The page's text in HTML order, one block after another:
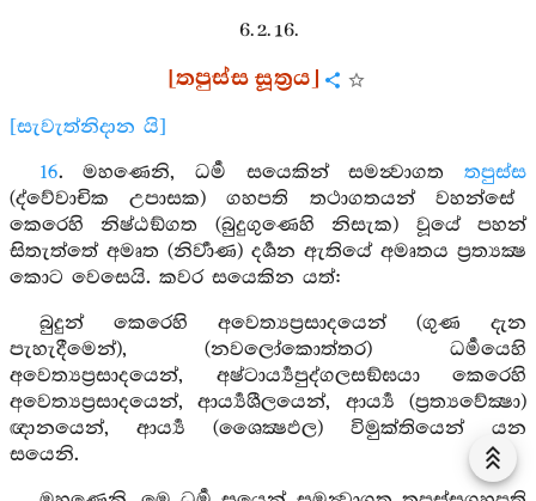
6. 2. 16.
[තපුස්ස සූත්‍රය]
[සැවැත්නිදාන යි]
16. මහණෙනි, ධර්‍ම සයෙකින් සමන්‍වාගත තපුස්ස
(ද්වේවාචික උපාසක) ගහපති තථාගතයන් වහන්සේ
කෙරෙහි නිෂ්ඨඞ්ගත (බුදුගුණෙහි නිසැක) වූයේ පහන්
සිතැත්තේ අමෘත (නිර්‍වාණ) දර්‍ශන ඇතියේ අමෘතය ප්‍රත්‍යක්‍ෂ
කොට වෙසෙයි. කවර සයෙකින යත්:
බුදුන් කෙරෙහි අවෙත්‍යප්‍රසාදයෙන් (ගුණ දැන
පැහැදීමෙන්), (නවලෝකොත්තර) ධර්‍මයෙහි
අවෙත්‍යප්‍රසාදයෙන්, අෂ්ටාර්‍ය්‍යපුද්ගලසඞ්ඝයා කෙරෙහි
අවෙත්‍යප්‍රසාදයෙන්, ආර්‍ය්‍යශීලයෙන්, ආර්‍ය්‍ය (ප්‍රත්‍යවේක්‍ෂා)
ඥානයෙන්, ආර්‍ය්‍ය (ශෛක්‍ෂඵල) විමුක්තියෙන් යන
සයෙනි.